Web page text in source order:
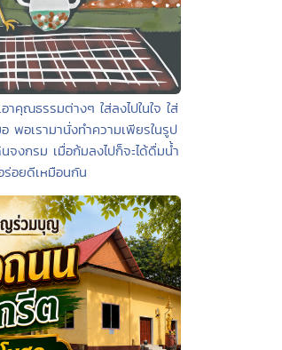
าคุณธรรมต่างๆ ใส่ลงไปในใจ ใส่
พอเรามานั่งทำความเพียรในรูป
จงกรม เมื่อก้มลงไปก็จะได้ดื่มน้ำ
ร่อยดีเหมือนกัน